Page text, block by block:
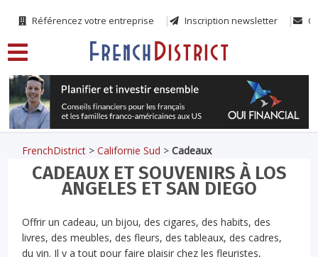
Référencez votre entreprise Inscription newsletter
FrenchDistrict >Californie Sud >Cadeaux
CADEAUX ET SOUVENIRS À LOS
ANGELES ET SAN DIEGO
Offrir un cadeau, un bijou, des cigares, des habits, des
livres, des meubles, des fleurs, des tableaux, des cadres,
du vin. Il y a tout pour faire plaisir chez les fleuristes,